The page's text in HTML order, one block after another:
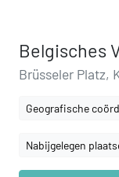
Belgisches
Brüsseler Platz,
Geografische
Nabijgelegen